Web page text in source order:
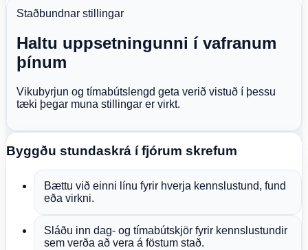
Staðbundnar stillingar
Haltu uppsetningunni í vafranum
þínum
Vikubyrjun og tímabútslengd geta verið vistuð í þessu
tæki þegar muna stillingar er virkt.
Byggðu stundaskrá í fjórum skrefum
Bættu við einni línu fyrir hverja kennslustund, fund
eða virkni.
Sláðu inn dag- og tímabútskjör fyrir kennslustundir
sem verða að vera á föstum stað.